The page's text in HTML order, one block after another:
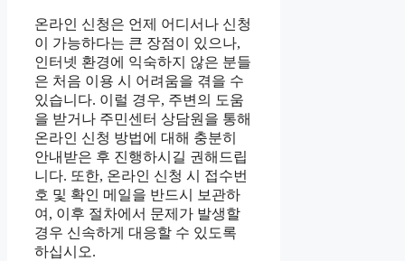
온라인 신청은 언제 어디서나 신청
이 가능하다는 큰 장점이 있으나,
인터넷 환경에 익숙하지 않은 분들
은 처음 이용 시 어려움을 겪을 수
있습니다. 이럴 경우, 주변의 도움
을 받거나 주민센터 상담원을 통해
온라인 신청 방법에 대해 충분히
안내받은 후 진행하시길 권해드립
니다. 또한, 온라인 신청 시 접수번
호 및 확인 메일을 반드시 보관하
여, 이후 절차에서 문제가 발생할
경우 신속하게 대응할 수 있도록
하십시오.